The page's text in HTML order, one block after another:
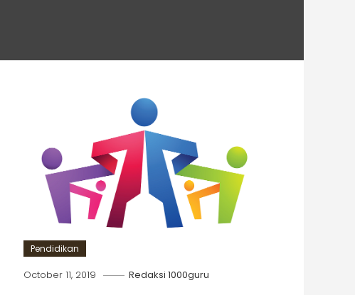
Pendidikan
October 11, 2019 Redaksi 1000guru